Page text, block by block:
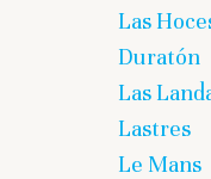
Las
Duratón
Las
Lastres
Le Mans